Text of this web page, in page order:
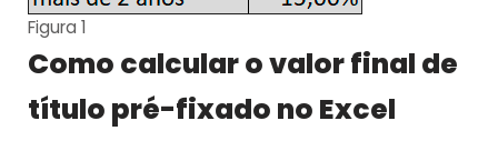
Figura 1
Como calcular o valor final de
título pré-fixado no Excel